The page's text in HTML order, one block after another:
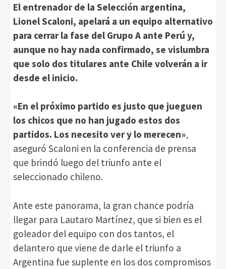
El entrenador de la Selección argentina,
Lionel Scaloni, apelará a un equipo alternativo
para cerrar la fase del Grupo A ante Perú y,
aunque no hay nada confirmado, se vislumbra
que solo dos titulares ante Chile volverán a ir
desde el inicio.
«En el próximo partido es justo que jueguen
los chicos que no han jugado estos dos
partidos. Los necesito ver y lo merecen»,
aseguró Scaloni en la conferencia de prensa
que brindó luego del triunfo ante el
seleccionado chileno.
Ante este panorama, la gran chance podría
llegar para Lautaro Martínez, que si bien es el
goleador del equipo con dos tantos, el
delantero que viene de darle el triunfo a
Argentina fue suplente en los dos compromisos